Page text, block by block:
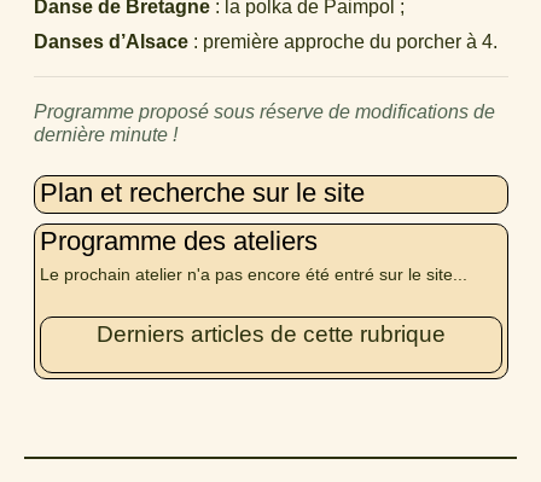
Danse de Bretagne: la polka de Paimpol ;
Danses d’Alsace: première approche du porcher à 4.
Programme proposé sous réserve de modifications de
dernière minute !
Plan et recherche sur le site
Programme des ateliers
Le prochain atelier n'a pas encore été entré sur le site...
Derniers articles de cette rubrique